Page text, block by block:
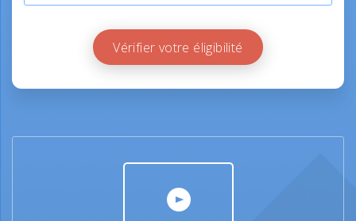
Vérifier votre éligibilité